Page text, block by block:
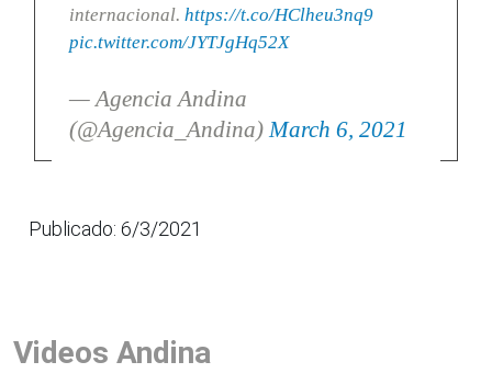
internacional. https://t.co/HClheu3nq9
pic.twitter.com/JYTJgHq52X
— Agencia Andina
(@Agencia_Andina) March 6, 2021
Publicado: 6/3/2021
Videos Andina